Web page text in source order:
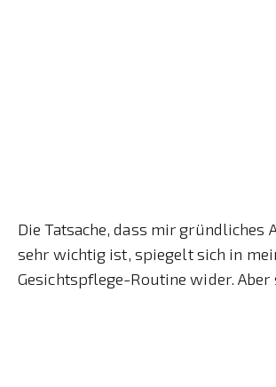
Die Tatsache, dass mir gründliches
sehr wichtig ist, spiegelt sich in
Gesichtspflege-Routine wider.